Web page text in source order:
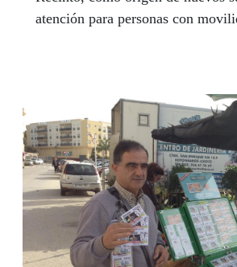
atención para personas con